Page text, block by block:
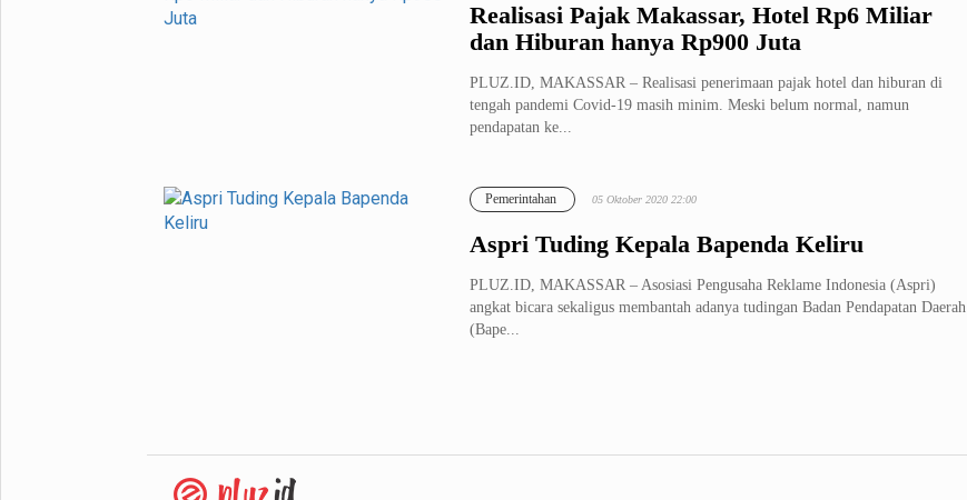
Realisasi Pajak Makassar, Hotel Rp6 Miliar
dan Hiburan hanya Rp900 Juta
PLUZ.ID, MAKASSAR – Realisasi penerimaan pajak hotel dan hiburan di
tengah pandemi Covid-19 masih minim. Meski belum normal, namun
pendapatan ke...
Aspri Tuding Kepala Bapenda Keliru
Pemerintahan 05 Oktober 2020 22:00
PLUZ.ID, MAKASSAR – Asosiasi Pengusaha Reklame Indonesia (Aspri)
angkat bicara sekaligus membantah adanya tudingan Badan Pendapatan Daerah
(Bape...